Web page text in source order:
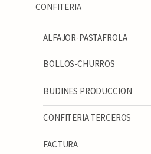
CONFITERIA
ALFAJOR-PASTAFROLA
BOLLOS-CHURROS
BUDINES PRODUCCION
CONFITERIA TERCEROS
FACTURA